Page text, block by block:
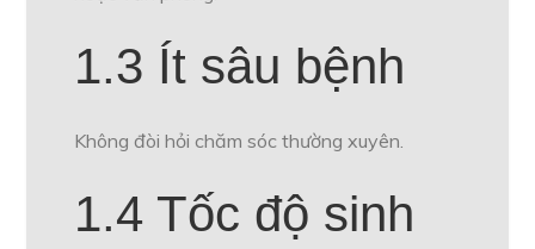
1.3 Ít sâu bệnh
Không đòi hỏi chăm sóc thường xuyên.
1.4 Tốc độ sinh